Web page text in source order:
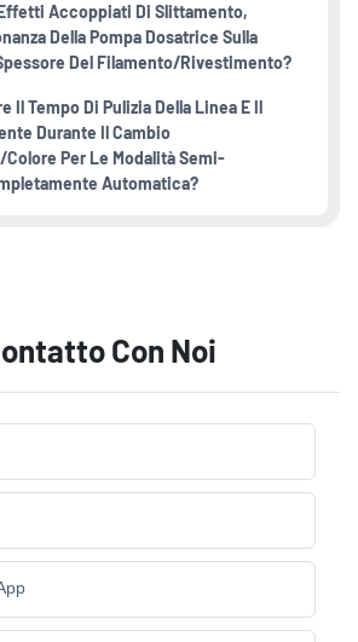
Accoppiati Di Slittamento,
Della Pompa Dosatrice Sulla
Del Filamento/rivestimento?
Il Tempo Di Pulizia Della Linea E Il
Durante Il Cambio
Per Le Modalità Semi-
Automatica?
Con Noi